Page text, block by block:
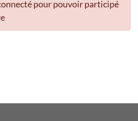
pour pouvoir participé